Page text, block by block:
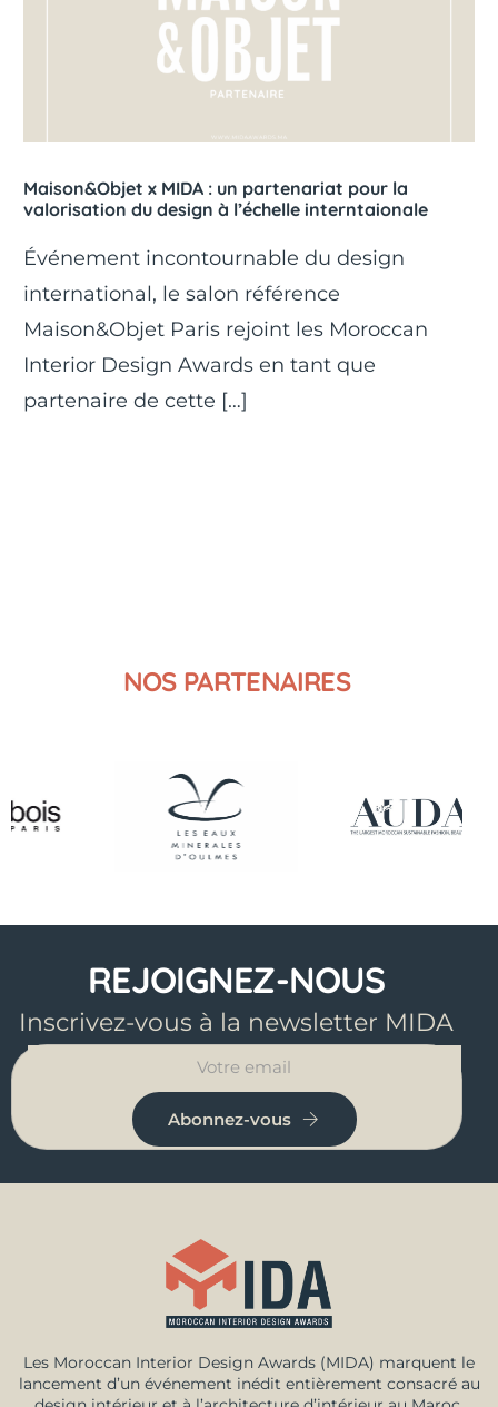
Maison&Objet x MIDA : un partenariat pour la
valorisation du design à l’échelle interntaionale
Événement incontournable du design
international, le salon référence
Maison&Objet Paris rejoint les Moroccan
Interior Design Awards en tant que
partenaire de cette […]
NOS PARTENAIRES
REJOIGNEZ-NOUS
Inscrivez-vous à la newsletter MIDA
Abonnez-vous
Les Moroccan Interior Design Awards (MIDA) marquent le
lancement d’un événement inédit entièrement consacré au